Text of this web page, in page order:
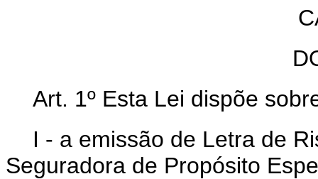
Art. 1º Esta Lei dispõe
I - a emissão de Letra de
Seguradora de Propósito